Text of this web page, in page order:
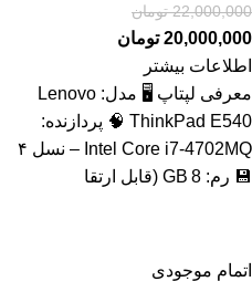
22,000,000 تومان
20,000,000 تومان
اطلاعات بیشتر
معرفی لپتاپ 🖥️ مدل: Lenovo
ThinkPad E540 🧠 پردازنده:
Intel Core i7‑4702MQ – نسل ۴
💾 رم: 8 GB (قابل ارتقا
اتمام موجودی